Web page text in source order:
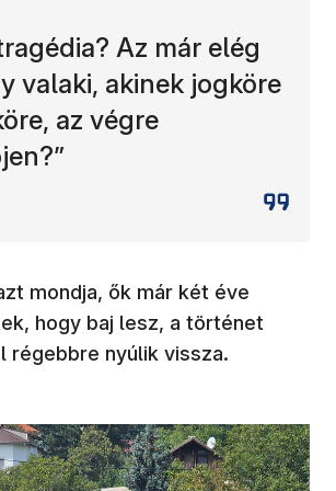
Az már elég
valaki, akinek jogköre
az végre
mondja, ők már két éve
hogy baj lesz, a történet
régebbre nyúlik vissza.